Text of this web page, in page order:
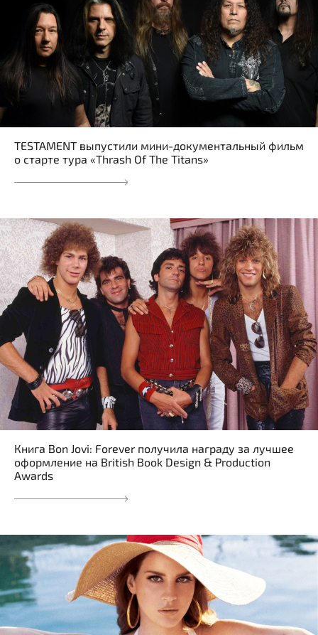
TESTAMENT выпустили мини-документальный фильм
о старте тура «Thrash Of The Titans»
Книга Bon Jovi: Forever получила награду за лучшее
оформление на British Book Design & Production
Awards